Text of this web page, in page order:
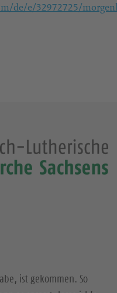
de/e/32972725/
ist gekommen. So